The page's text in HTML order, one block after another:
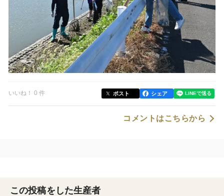
いいね！ 0 件 ポスト シェア
コメントはこちらから
この投稿をした生産者